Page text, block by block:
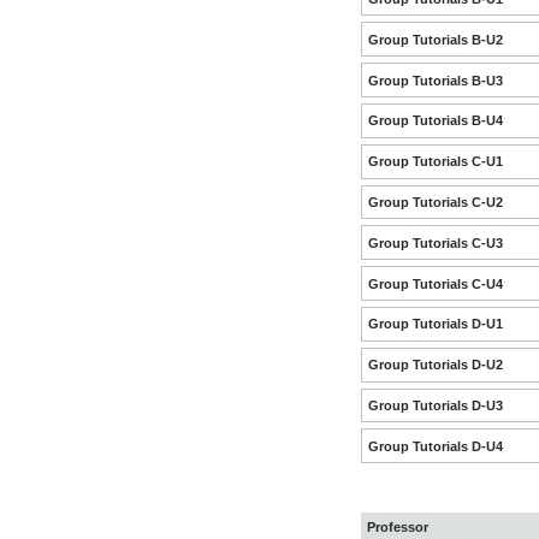
Group Tutorials B-U2
Group Tutorials B-U3
Group Tutorials B-U4
Group Tutorials C-U1
Group Tutorials C-U2
Group Tutorials C-U3
Group Tutorials C-U4
Group Tutorials D-U1
Group Tutorials D-U2
Group Tutorials D-U3
Group Tutorials D-U4
Professor